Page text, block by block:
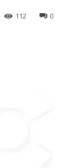
0
112